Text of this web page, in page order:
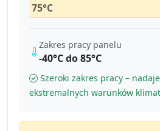
75°C
Zakres pracy panelu
-40°C do 85°C
Szeroki zakres pracy –
ekstremalnych warunków